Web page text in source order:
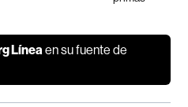
Línea en su fuente de